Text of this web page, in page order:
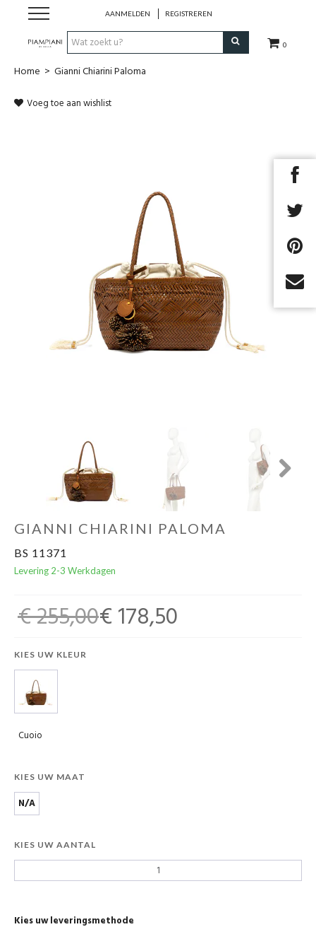
0
AANMELDEN REGISTREREN
Nieuwe Collectie
Cadeaubon
Home > Gianni Chiarini Paloma
Voeg toe aan wishlist
Next
GIANNI CHIARINI PALOMA
BS 11371
Levering 2-3 Werkdagen
€ 255,00€ 178,50
KIES UW KLEUR
Cuoio
KIES UW MAAT
N/A
KIES UW AANTAL
Kies uw leveringsmethode